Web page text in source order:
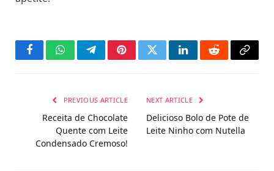
FacebookWhatsAppTelegramPinterestTwitterLinkedInRedditCopy
PREVIOUS ARTICLE
Receita de Chocolate
Quente com Leite
Condensado Cremoso!
NEXT ARTICLE
Delicioso Bolo de Pote de
Leite Ninho com Nutella